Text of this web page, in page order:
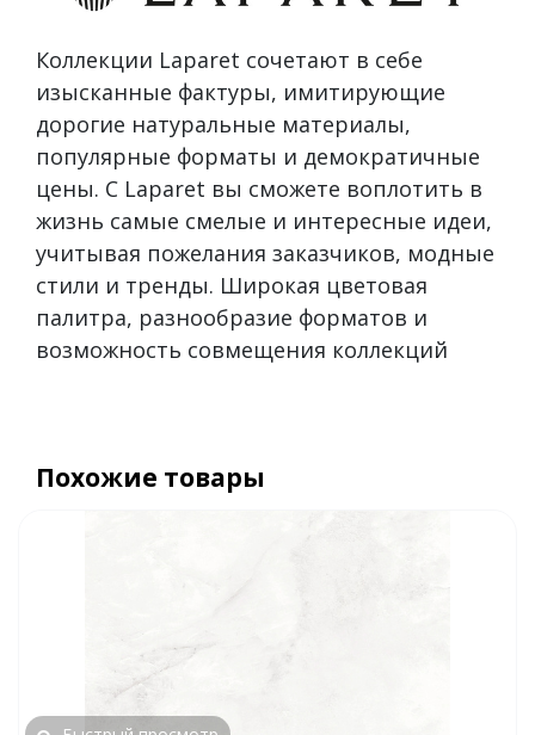
Коллекции Laparet сочетают в себе
изысканные фактуры, имитирующие
дорогие натуральные материалы,
популярные форматы и демократичные
цены. С Laparet вы сможете воплотить в
жизнь самые смелые и интересные идеи,
учитывая пожелания заказчиков, модные
стили и тренды. Широкая цветовая
палитра, разнообразие форматов и
возможность совмещения коллекций
Похожие товары